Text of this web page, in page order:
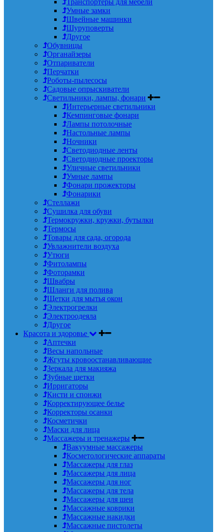
Умные замки
Швейные машинки
Шуруповерты
Другое
Обувницы
Органайзеры
Отпариватели
Перчатки
Роботы-пылесосы
Садовые опрыскиватели
Светильники, лампы, фонари
Интерьерные светильники
Кемпинговые фонари
Лампы потолочные
Настольные лампы
Ночники
Светодиодные ленты
Светодиодные проекторы
Уличные светильники
Умные лампы
Фонари прожекторы
Фонарики
Стеллажи
Сушилка для обуви
Термокружки, кружки, бутылки
Термосы
Товары для сада, огорода
Увлажнители воздуха
Утюги
Фитолампы
Фоторамки
Швабры
Шланги для полива
Щетки для мытья окон
Электрогрелки
Электроодеяла
Другое
Красота и здоровье
Аптечки
Весы напольные
Жгуты кровоостанавливающие
Зеркала для макияжа
Зубные щетки
Ирригаторы
Кисти и спонжи
Корректирующее белье
Корректоры осанки
Косметички
Маски для лица
Массажеры и тренажеры
Вакуумные массажеры
Косметологические аппараты
Массажеры для глаз
Массажеры для лица
Массажеры для ног
Массажеры для тела
Массажеры для шеи
Массажные коврики
Массажные накидки
Массажные пистолеты